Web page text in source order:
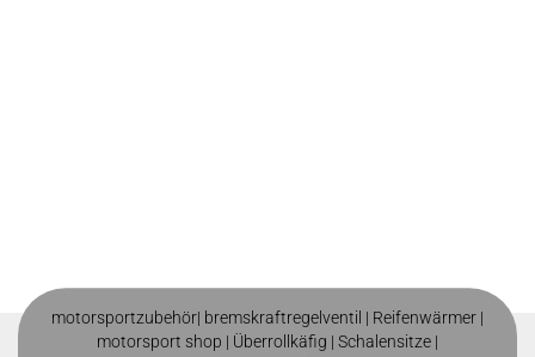
motorsportzubehör| bremskraftregelventil | Reifenwärmer |
motorsport shop | Überrollkäfig | Schalensitze |